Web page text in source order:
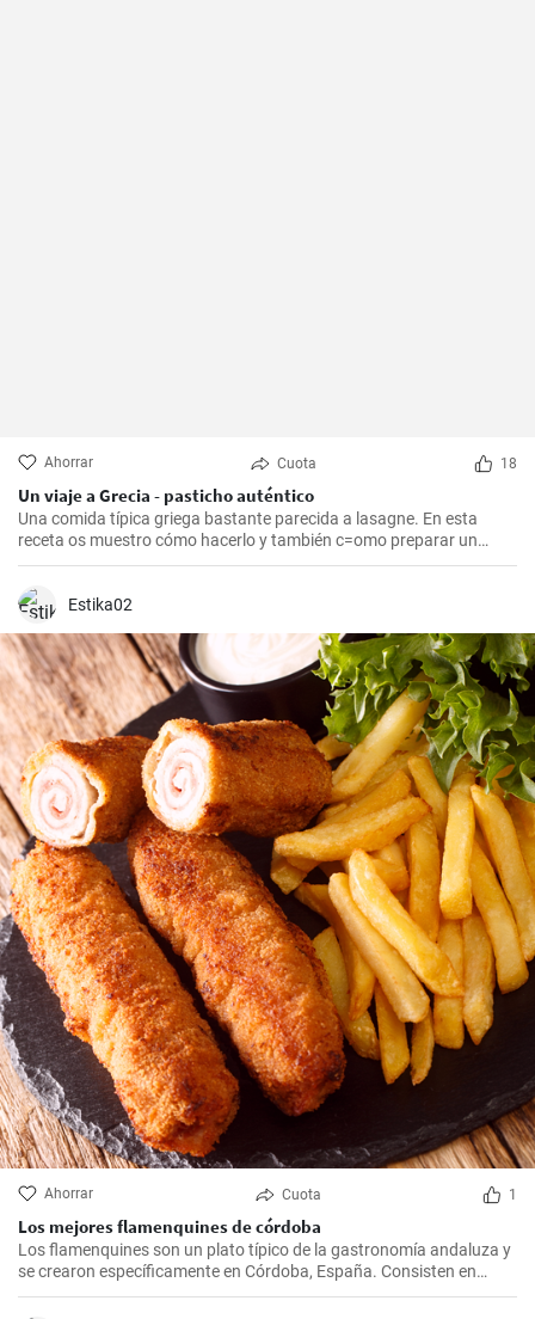
Ahorrar Cuota 18
Un viaje a Grecia - pasticho auténtico
Una comida típica griega bastante parecida a lasagne. En esta
receta os muestro cómo hacerlo y también c=omo preparar un
bechamel auténtico.
Estika02
Ahorrar Cuota 1
Los mejores flamenquines de córdoba
Los flamenquines son un plato típico de la gastronomía andaluza y
se crearon específicamente en Córdoba, España. Consisten en
rollitos de jamón serrano y carne de cerdo empanados y fritos. Son
crujientes por fuera y jugosos por dentro, generalmente se sirven